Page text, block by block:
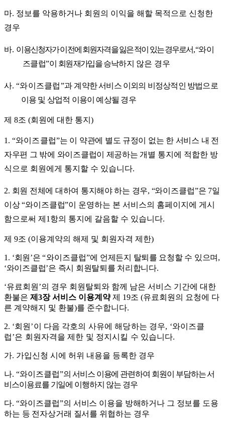
마. 정보를 악용하거나 회원의 이익을 해할 목적으로 신청한
경우
바. 이 용신청자가 이전에 회원자격을 잃은 적이 있는 경우로서,“와이
즈클럽”이 회원 재가입을 승낙하지 않은 경우
사. “와이즈클럽”과계약한 서비스 이외의 비정상적인 방법으로
이용 및 상업적 이용이 예상될 경우
제 8조 (회원에 대한 통지 )
1. “와이즈클럽”는 이 약관에 별도 규정이 없는 한 서비스 내 전
자우편 그 밖에 와이즈클럽이 제공하는 개별 통지에 적합한 방
식으로 회원에게 통지할 수 있습니다.
2. 회원 전체에 대하여 통지해야 하는 경우, “와이즈클럽”은 7일
이상“와이즈클럽”이
운영하는 본 서비스의 홈페이지에 게시
함으로써 제 1 항의 통지에 갈음할 수 있습니다.
제 9조 (이용계약의 해제 및 회원자격 제한)
1. ‘회원 ’은“와이즈클럽”에 언제든지 탈퇴를 요청할 수 있으며 ,
‘와이즈클럽’은 즉시 회원탈퇴를 처리합니다.
‘유료회원 ’의 경우 회원탈퇴와 함께 남은 서비스 기간에 대한
환불은 제 3장 서비스 이용계약제 19조 (유료회원의 요청에 다
른 계약해지 및 환불)를 준수합니다.
2. ‘회원 ’이 다음 각호의 사유에 해당하는 경우, ‘와이즈클
럽’은 회원자격을 제한 및 정지시킬 수 있습니다.
가. 가입신청 시에 허위 내용을 등록한 경우
나. “와이즈클럽”의 서비스 이용에 관련하여 회원이 부담하는 서
비스이용료를 기일에 이행하지 않는 경우
다. “와이즈클럽”의 서비스 이용을 방해하거나 그 정보를 도용
하는 등 전자상거래 질서를 위협하는 경우